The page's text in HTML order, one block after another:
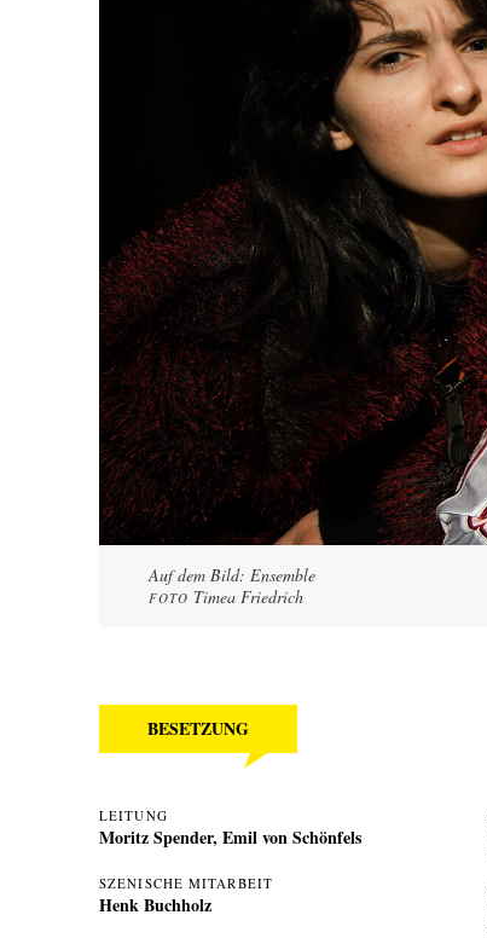
Auf dem Bild: Ensemble
FOTO Timea Friedrich
BESETZUNG
LEITUNG
Moritz Spender, Emil von Schönfels
SZENISCHE MITARBEIT
Henk Buchholz